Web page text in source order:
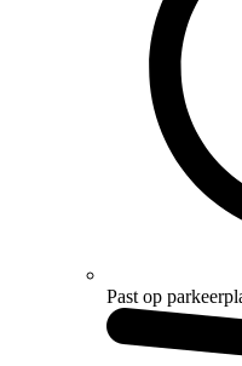
Past op